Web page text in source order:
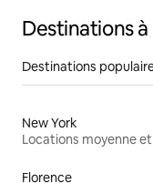
Destinations
Destinations
New York
Florence